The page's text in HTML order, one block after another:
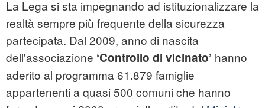
La Lega si sta impegnando ad istituzionalizzare la
realtà sempre più frequente della sicurezza
partecipata. Dal 2009, anno di nascita
dell'associazione ‘Controllo di vicinato’ hanno
aderito al programma 61.879 famiglie
appartenenti a quasi 500 comuni che hanno